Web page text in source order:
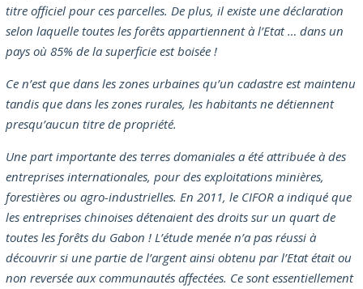
titre officiel pour ces parcelles. De plus, il existe une déclaration
selon laquelle toutes les forêts appartiennent à l’Etat … dans un
pays où 85% de la superficie est boisée !
Ce n’est que dans les zones urbaines qu’un cadastre est maintenu
tandis que dans les zones rurales, les habitants ne détiennent
presqu’aucun titre de propriété.
Une part importante des terres domaniales a été attribuée à des
entreprises internationales, pour des exploitations minières,
forestières ou agro-industrielles. En 2011, le CIFOR a indiqué que
les entreprises chinoises détenaient des droits sur un quart de
toutes les forêts du Gabon ! L’étude menée n’a pas réussi à
découvrir si une partie de l’argent ainsi obtenu par l’Etat était ou
non reversée aux communautés affectées. Ce sont essentiellement